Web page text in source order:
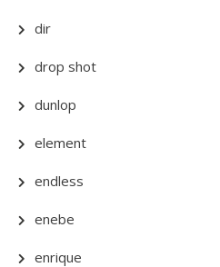
dir
drop shot
dunlop
element
endless
enebe
enrique